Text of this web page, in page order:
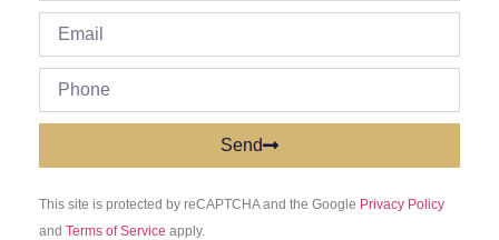
Send
This site is protected by reCAPTCHA and the Google Privacy Policy
and Terms of Service apply.